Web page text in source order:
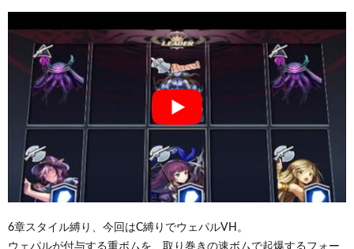
6章スタイル縛り、今回はC縛りでウェパルVH。
ウェパルが付与する重ボムを、取り巻きの速ボムで起爆するフォー